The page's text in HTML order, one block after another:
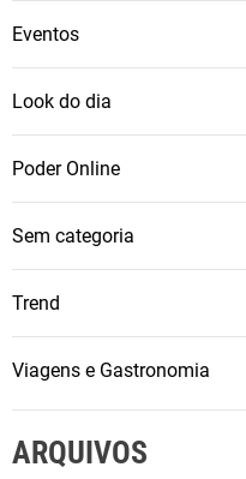
Eventos
Look do dia
Poder Online
Sem categoria
Trend
Viagens e Gastronomia
ARQUIVOS